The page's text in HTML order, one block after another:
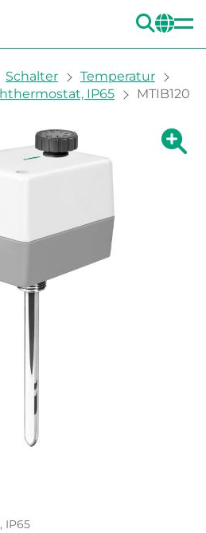
Schalter
Temperatur
IP65 MTIB120
Zeige
IP65